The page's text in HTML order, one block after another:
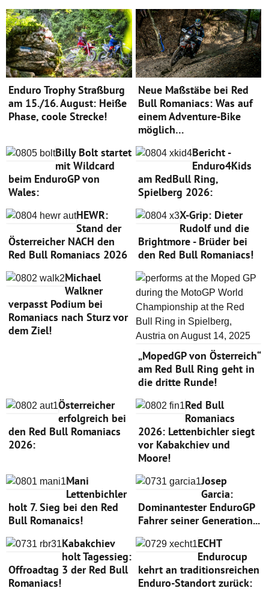
Enduro Trophy Straßburg
am 15./16. August: Heiße
Phase, coole Strecke!
Neue Maßstäbe bei Red
Bull Romaniacs: Was auf
einem Adventure-Bike
möglich…
Billy Bolt startet
mit Wildcard
beim EnduroGP von
Wales:
Bericht -
Enduro4Kids
am RedBull Ring,
Spielberg 2026:
HEWR:
Stand der
Österreicher NACH den
Red Bull Romaniacs 2026
X-Grip: Dieter
Rudolf und die
Brightmore - Brüder bei
den Red Bull Romaniacs!
Michael
Walkner
verpasst Podium bei
Romaniacs nach Sturz vor
dem Ziel!
„MopedGP von Österreich“
am Red Bull Ring geht in
die dritte Runde!
Österreicher
erfolgreich bei
den Red Bull Romaniacs
2026:
Red Bull
Romaniacs
2026: Lettenbichler siegt
vor Kabakchiev und
Moore!
Mani
Lettenbichler
holt 7. Sieg bei den Red
Bull Romanaics!
Josep
Garcia:
Dominantester EnduroGP
Fahrer seiner Generation...
Kabakchiev
holt Tagessieg:
Offroadtag 3 der Red Bull
Romaniacs!
ECHT
Endurocup
kehrt an traditionsreichen
Enduro-Standort zurück: